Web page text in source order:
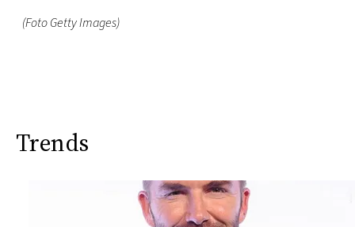
(Foto Getty Images)
Trends